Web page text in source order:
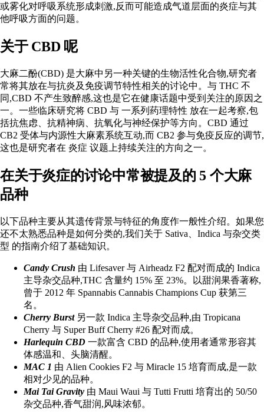
或雾化对呼吸系统形成刺激,反而可能造成气道层面的炎症与其
他呼吸方面的问题。
关于 CBD 呢
大麻二酚(CBD) 是大麻中另一种关键的生物活性化合物,研究者
常将其放在与抗炎及免疫调节特性相关的讨论中。与 THC 不
同,CBD 不产生致醉感,这也是它在健康话题中受到关注的原因之
一。一些临床研究将 CBD 与 一系列药理特性 放在一起考察,包
括抗焦虑、抗精神病、抗氧化与神经保护等方向。CBD 通过
CB2 受体与内源性大麻素系统互动,而 CB2 参与免疫反应的调节,
这也是研究者在 炎症 议题上持续关注的方向之一。
在关于炎症的讨论中常被提及的 5 个大麻
品种
以下品种主要从其遗传背景与特征的角度作一般性介绍。如果您
还不太熟悉品种是如何分类的,我们关于 Sativa、Indica 与杂交类
型 的指南介绍了基础知识。
Candy Crush 由 Lifesaver 与 Airheadz F2 配对而成的 Indica
主导杂交品种,THC 含量约 15% 至 23%。以甜润果香著称,
曾于 2012 年 Spannabis Cannabis Champions Cup 获第三
名。
Cherry Burst另一款 Indica 主导杂交品种,由 Tropicana
Cherry 与 Super Buff Cherry #26 配对而成。
Harlequin CBD 一款富含 CBD 的品种,使用者通常形容其
体感温和、头脑清醒。
MAC 1 由 Alien Cookies F2 与 Miracle 15 培育而成,是一款
相对少见的品种。
Mai Tai Gravity 由 Maui Waui 与 Tutti Frutti 培育出的 50/50
杂交品种,香气甜润,风味浓郁。